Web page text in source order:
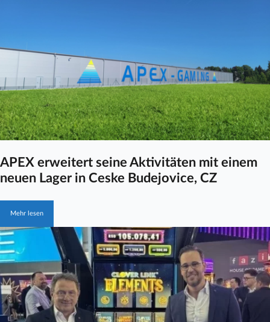
APEX erweitert seine Aktivitäten mit einem
neuen Lager in Ceske Budejovice, CZ
Mehr lesen